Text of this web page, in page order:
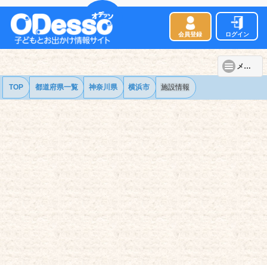
会員登録 ログイン
メニュー
TOP 都道府県一覧 神奈川県 横浜市 施設情報